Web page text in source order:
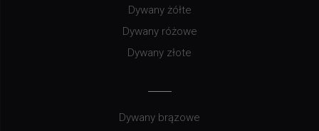
Dywany żółte
Dywany różowe
Dywany złote
Dywany brązowe